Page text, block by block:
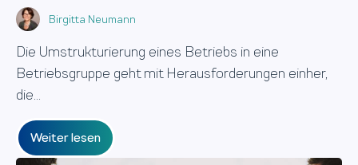
Birgitta Neumann
Die Umstrukturierung eines Betriebs in eine
Betriebsgruppe geht mit Herausforderungen einher,
die...
Weiter lesen